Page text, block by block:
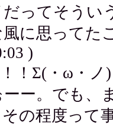
ってそうい
風に思ってた
)
！Σ(・ω・
ー。でも、
その程度っ